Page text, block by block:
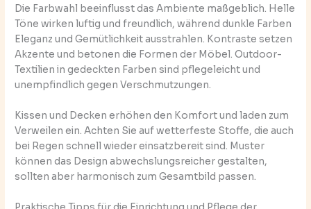
Die Farbwahl beeinflusst das Ambiente maßgeblich. Helle
Töne wirken luftig und freundlich, während dunkle Farben
Eleganz und Gemütlichkeit ausstrahlen. Kontraste setzen
Akzente und betonen die Formen der Möbel. Outdoor-
Textilien in gedeckten Farben sind pflegeleicht und
unempfindlich gegen Verschmutzungen.
Kissen und Decken erhöhen den Komfort und laden zum
Verweilen ein. Achten Sie auf wetterfeste Stoffe, die auch
bei Regen schnell wieder einsatzbereit sind. Muster
können das Design abwechslungsreicher gestalten,
sollten aber harmonisch zum Gesamtbild passen.